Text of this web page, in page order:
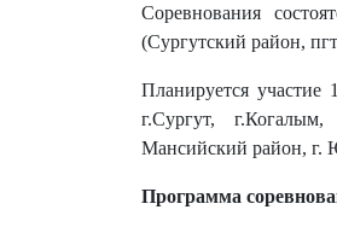
Соревнования
(Сургутский район,
Планируется
г.Сургут,
Мансийский район, г.
Программа